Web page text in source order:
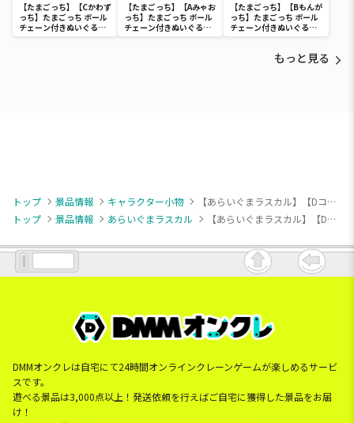
【たまごっち】【Cかわず
っち】たまごっち ボール
チェーン付きぬいぐるみ
～Tamagotchi
【たまごっち】【Aみゃお
っち】たまごっち ボール
チェーン付きぬいぐるみ
～Tamagotchi
【たまごっち】【Bもんが
っち】たまごっち ボール
チェーン付きぬいぐるみ
～Tamagotchi
もっと見る
トップ 景品情報 キャラクター小物
【あらいぐまラスカル】【Dコミカル】あらいぐま カルカル団 マスコット
トップ
景品情報 あらいぐまラスカル 【あらいぐまラスカル】【Dコミカル】あらいぐま カルカル団 マスコット
DMMオンクレは自宅にて24時間オンラインクレーンゲームが楽しめるサービ
スです。
遊べる景品は3,000点以上！発送依頼を行えばご自宅に獲得した景品をお届
け！